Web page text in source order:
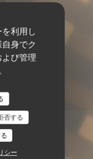
利用し
身でク
び管理
否する
シー